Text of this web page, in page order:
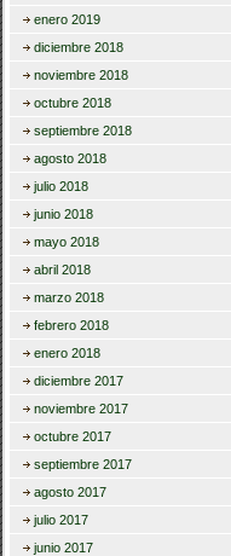
enero 2019
diciembre 2018
noviembre 2018
octubre 2018
septiembre 2018
agosto 2018
julio 2018
junio 2018
mayo 2018
abril 2018
marzo 2018
febrero 2018
enero 2018
diciembre 2017
noviembre 2017
octubre 2017
septiembre 2017
agosto 2017
julio 2017
junio 2017